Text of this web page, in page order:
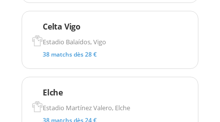
Celta Vigo
Estadio Balaídos, Vigo
38 matchs dès 28 €
Elche
Estadio Martínez Valero, Elche
38 matchs dès 24 €